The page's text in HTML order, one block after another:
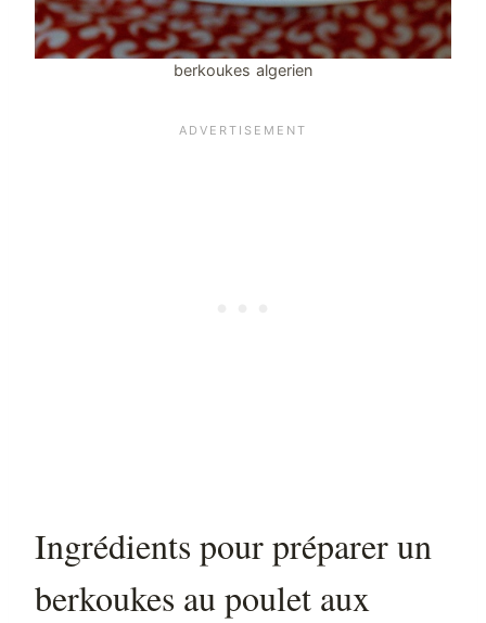
berkoukes algerien
Ingrédients pour préparer un
berkoukes au poulet aux